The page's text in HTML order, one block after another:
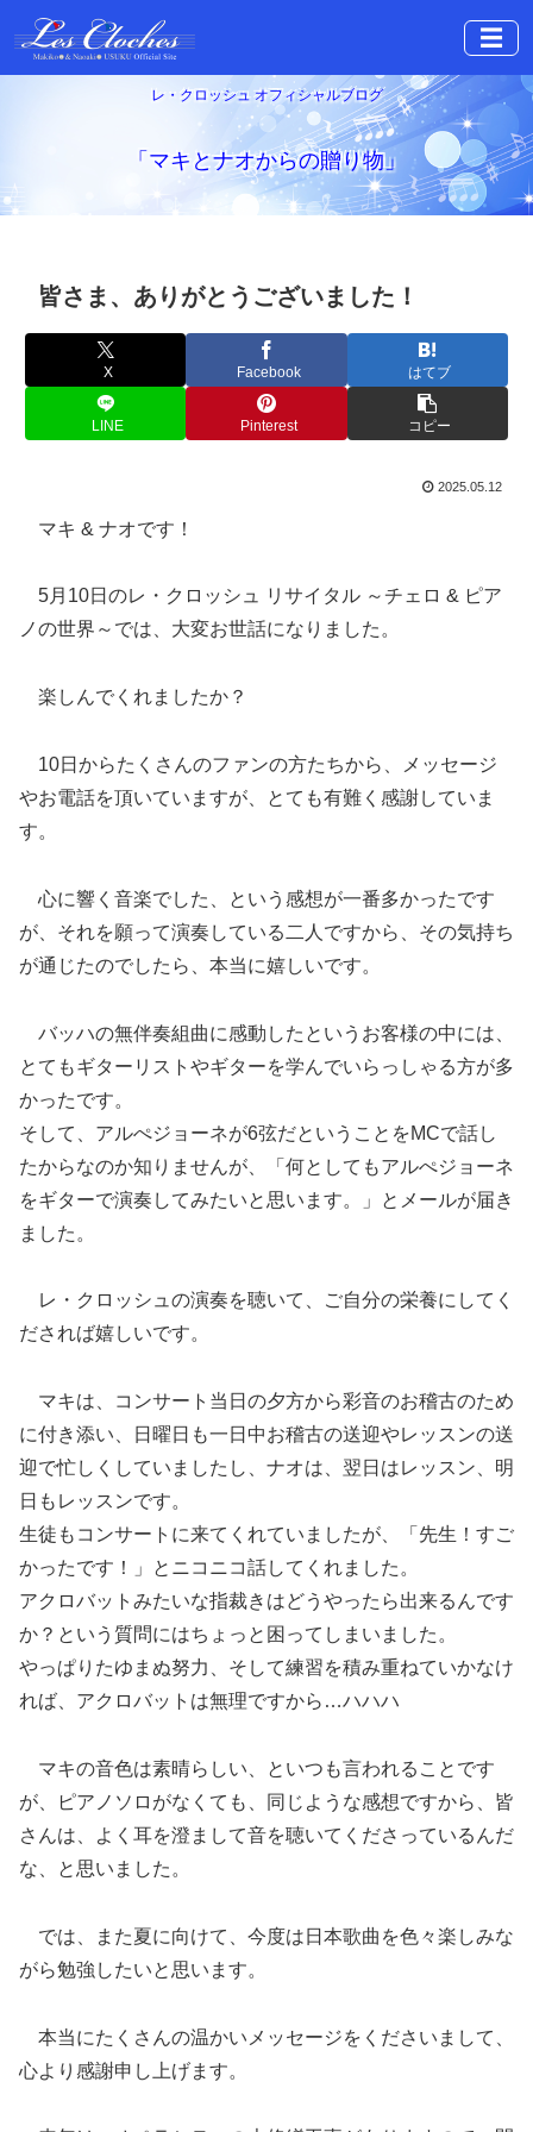
☰
レ・クロッシュ オフィシャルブログ
「マキとナオからの贈り物」
皆さま、ありがとうございました！
X Facebook はてブ
LINE Pinterest コピー
2025.05.12
マキ & ナオです！
5月10日のレ・クロッシュ リサイタル ～チェロ & ピア
ノの世界～では、大変お世話になりました。
楽しんでくれましたか？
10日からたくさんのファンの方たちから、メッセージ
やお電話を頂いていますが、とても有難く感謝していま
す。
心に響く音楽でした、という感想が一番多かったです
が、それを願って演奏している二人ですから、その気持ち
が通じたのでしたら、本当に嬉しいです。
バッハの無伴奏組曲に感動したというお客様の中には、
とてもギターリストやギターを学んでいらっしゃる方が多
かったです。
そして、アルぺジョーネが6弦だということをMCで話し
たからなのか知りませんが、「何としてもアルぺジョーネ
をギターで演奏してみたいと思います。」とメールが届き
ました。
レ・クロッシュの演奏を聴いて、ご自分の栄養にしてく
だされば嬉しいです。
マキは、コンサート当日の夕方から彩音のお稽古のため
に付き添い、日曜日も一日中お稽古の送迎やレッスンの送
迎で忙しくしていましたし、ナオは、翌日はレッスン、明
日もレッスンです。
生徒もコンサートに来てくれていましたが、「先生！すご
かったです！」とニコニコ話してくれました。
アクロバットみたいな指裁きはどうやったら出来るんです
か？という質問にはちょっと困ってしまいました。
やっぱりたゆまぬ努力、そして練習を積み重ねていかなけ
れば、アクロバットは無理ですから…ハハハ
マキの音色は素晴らしい、といつも言われることです
が、ピアノソロがなくても、同じような感想ですから、皆
さんは、よく耳を澄まして音を聴いてくださっているんだ
な、と思いました。
では、また夏に向けて、今度は日本歌曲を色々楽しみな
がら勉強したいと思います。
本当にたくさんの温かいメッセージをくださいまして、
心より感謝申し上げます。